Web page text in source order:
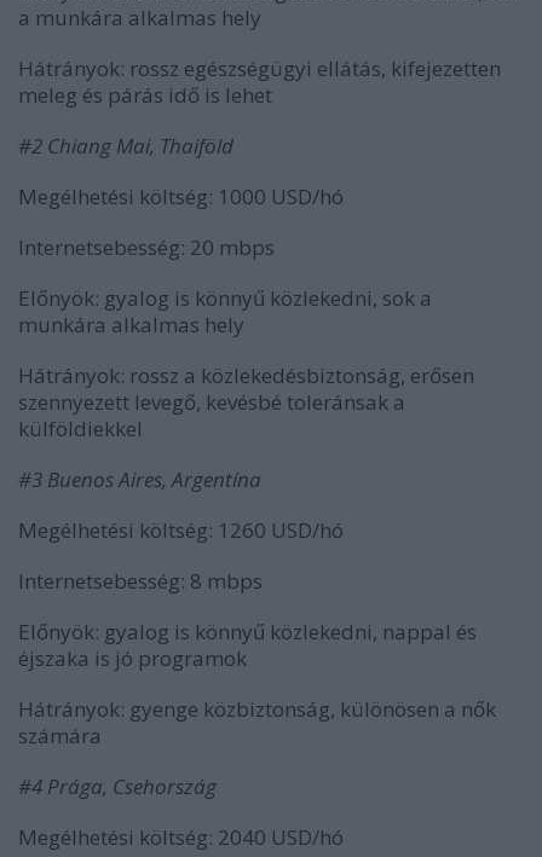
a munkára alkalmas hely
Hátrányok: rossz egészségügyi ellátás, kifejezetten
meleg és párás idő is lehet
#2 Chiang Mai, Thaiföld
Megélhetési költség: 1000 USD/hó
Internetsebesség: 20 mbps
Előnyök: gyalog is könnyű közlekedni, sok a
munkára alkalmas hely
Hátrányok: rossz a közlekedésbiztonság, erősen
szennyezett levegő, kevésbé toleránsak a
külföldiekkel
#3 Buenos Aires, Argentína
Megélhetési költség: 1260 USD/hó
Internetsebesség: 8 mbps
Előnyök: gyalog is könnyű közlekedni, nappal és
éjszaka is jó programok
Hátrányok: gyenge közbiztonság, különösen a nők
számára
#4 Prága, Csehország
Megélhetési költség: 2040 USD/hó